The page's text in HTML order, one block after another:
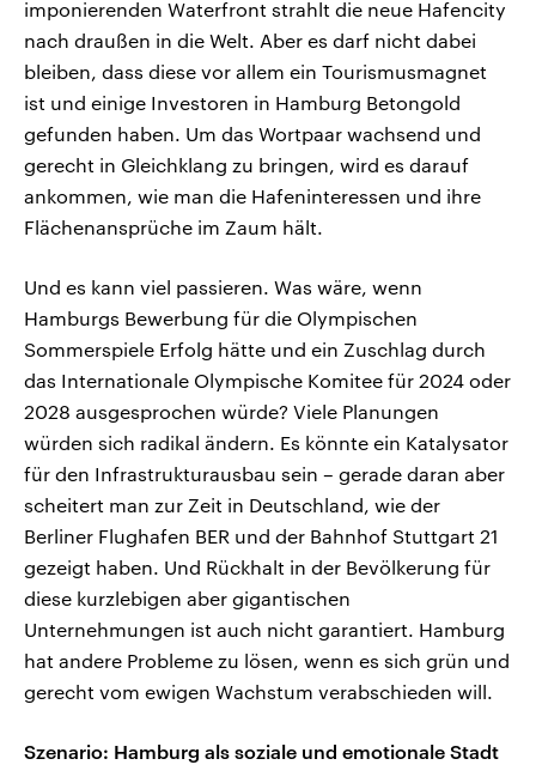
imponierenden Waterfront strahlt die neue Hafencity
nach draußen in die Welt. Aber es darf nicht dabei
bleiben, dass diese vor allem ein Tourismusmagnet
ist und einige Investoren in Hamburg Betongold
gefunden haben. Um das Wortpaar wachsend und
gerecht in Gleichklang zu bringen, wird es darauf
ankommen, wie man die Hafeninteressen und ihre
Flächenansprüche im Zaum hält.
Und es kann viel passieren. Was wäre, wenn
Hamburgs Bewerbung für die Olympischen
Sommerspiele Erfolg hätte und ein Zuschlag durch
das Internationale Olympische Komitee für 2024 oder
2028 ausgesprochen würde? Viele Planungen
würden sich radikal ändern. Es könnte ein Katalysator
für den Infrastrukturausbau sein – gerade daran aber
scheitert man zur Zeit in Deutschland, wie der
Berliner Flughafen BER und der Bahnhof Stuttgart 21
gezeigt haben. Und Rückhalt in der Bevölkerung für
diese kurzlebigen aber gigantischen
Unternehmungen ist auch nicht garantiert. Hamburg
hat andere Probleme zu lösen, wenn es sich grün und
gerecht vom ewigen Wachstum verabschieden will.
Szenario: Hamburg als soziale und emotionale Stadt